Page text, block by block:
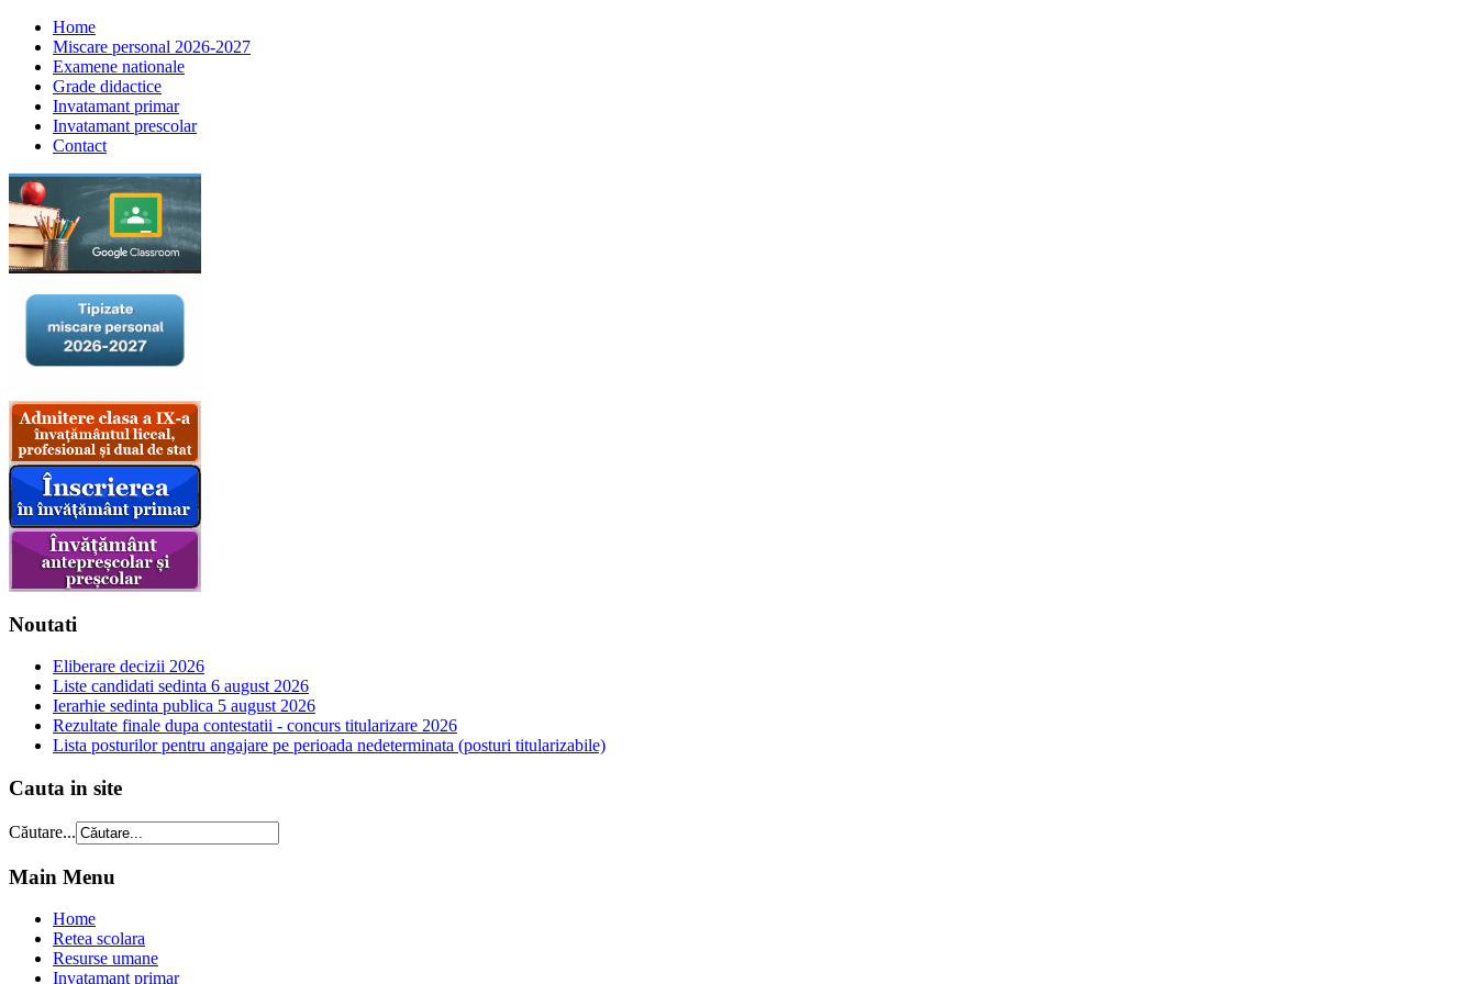
Home
Miscare personal 2026-2027
Examene nationale
Grade didactice
Invatamant primar
Invatamant prescolar
Contact
Noutati
Eliberare decizii 2026
Liste candidati sedinta 6 august 2026
Ierarhie sedinta publica 5 august 2026
Rezultate finale dupa contestatii - concurs titularizare 2026
Lista posturilor pentru angajare pe perioada nedeterminata (posturi titularizabile)
Cauta in site
Căutare...
Main Menu
Home
Retea scolara
Resurse umane
Invatamant primar